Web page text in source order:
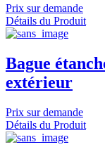
Prix sur demande
Détails du Produit
Bague
extérieur
Prix sur demande
Détails du Produit